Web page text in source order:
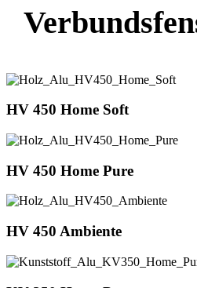
HV 450 Home Soft
HV 450 Home Pure
HV 450 Ambiente